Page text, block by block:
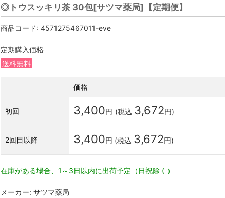
◎トウスッキリ茶 30包[サツマ薬局]【定期便】
商品コード: 4571275467011-eve
定期購入価格
送料無料
価格
初回 3,400円 (税込 3,672円)
2回目以降 3,400円 (税込 3,672円)
在庫がある場合、1～3日以内に出荷予定（日祝除く）
メーカー: サツマ薬局